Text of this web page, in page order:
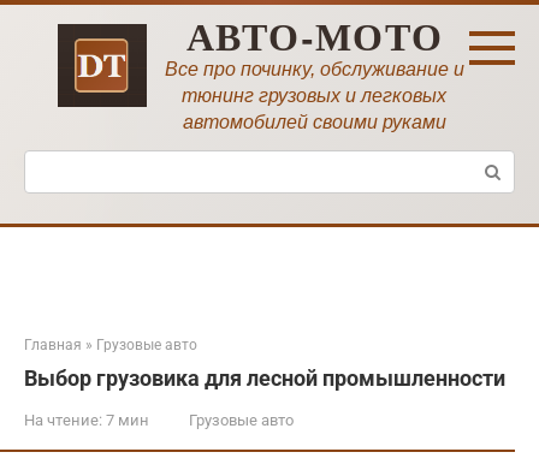
Перейти
АВТО-МОТО
Все про починку, обслуживание и
тюнинг грузовых и легковых
автомобилей своими руками
Поиск:
Главная » Грузовые авто
Выбор грузовика для лесной промышленности
На чтение: 7 мин Грузовые авто